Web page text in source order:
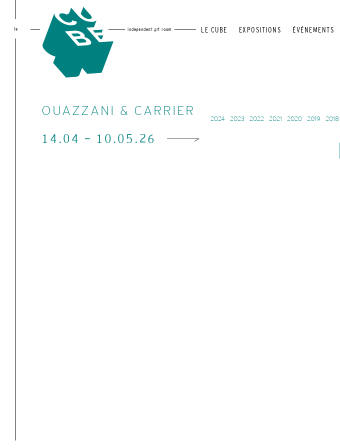
le independent art room LE CUBE EXPOSITIONS ÉVÉNEMENTS
2024 2023 2022 2021 2020 2019 2018
OUAZZANI & CARRIER
14.04 - 10.05.26